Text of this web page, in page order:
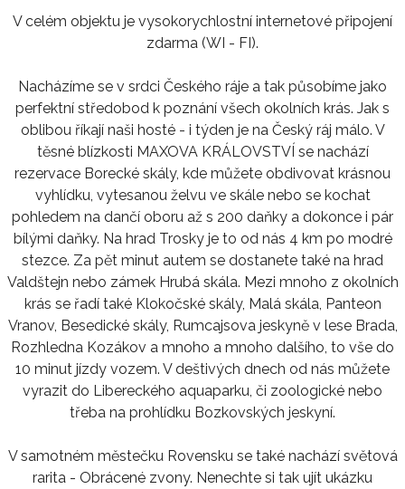
V celém objektu je vysokorychlostní internetové připojení
zdarma (WI - FI).
Nacházíme se v srdci Českého ráje a tak působíme jako
perfektní středobod k poznání všech okolních krás. Jak s
oblibou říkají naši hosté - i týden je na Český ráj málo. V
těsné blízkosti MAXOVA KRÁLOVSTVÍ se nachází
rezervace Borecké skály, kde můžete obdivovat krásnou
vyhlídku, vytesanou želvu ve skále nebo se kochat
pohledem na dančí oboru až s 200 daňky a dokonce i pár
bílými daňky. Na hrad Trosky je to od nás 4 km po modré
stezce. Za pět minut autem se dostanete také na hrad
Valdštejn nebo zámek Hrubá skála. Mezi mnoho z okolních
krás se řadí také Klokočské skály, Malá skála, Panteon
Vranov, Besedické skály, Rumcajsova jeskyně v lese Brada,
Rozhledna Kozákov a mnoho a mnoho dalšího, to vše do
10 minut jízdy vozem. V deštivých dnech od nás můžete
vyrazit do Libereckého aquaparku, či zoologické nebo
třeba na prohlídku Bozkovských jeskyní.
V samotném městečku Rovensku se také nachází světová
rarita - Obrácené zvony. Nenechte si tak ujít ukázku